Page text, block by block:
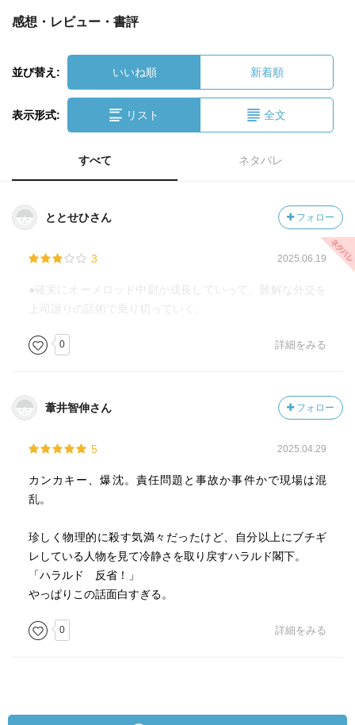
感想・レビュー・書評
並び替え: いいね順 新着順
表示形式: リスト 全文
すべて ネタバレ
ととせひさん フォロー
3 2025.06.19
●確実にオーメロッド中尉が成長していって、難解な外交を
上司譲りの話術で乗り切っていく。
0 詳細をみる
葦井智伸さん フォロー
5 2025.04.29
カンカキー、爆沈。責任問題と事故か事件かで現場は混
乱。
珍しく物理的に殺す気満々だったけど、自分以上にブチギ
レしている人物を見て冷静さを取り戻すハラルド閣下。
「ハラルド 反省！」
やっぱりこの話面白すぎる。
0 詳細をみる